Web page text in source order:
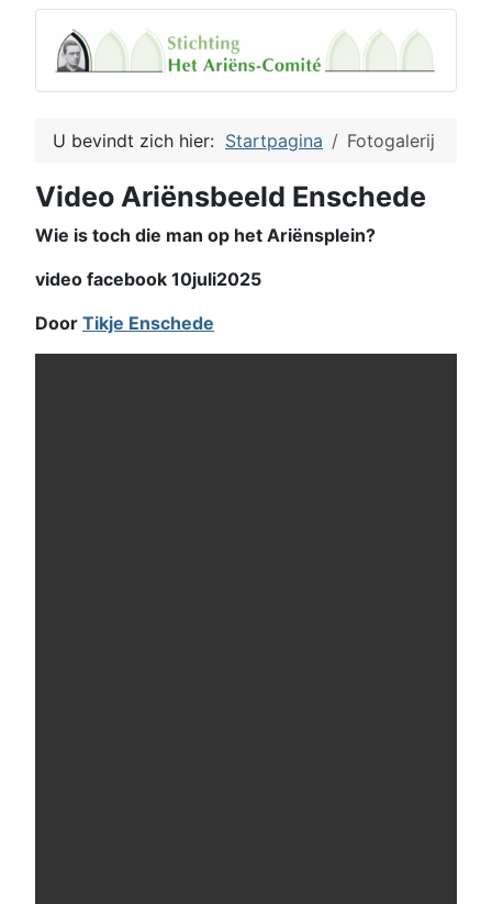
U bevindt zich hier: Startpagina Fotogalerij
Video Ariënsbeeld Enschede
Wie is toch die man op het Ariënsplein?
video facebook 10juli2025
Door Tikje Enschede